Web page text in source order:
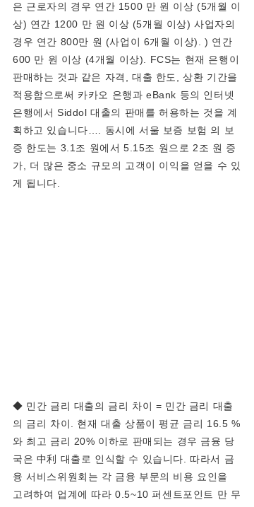
은 근로자의 경우 연간 1500 만 원 이상 (5개월 이
상) 연간 1200 만 원 이상 (5개월 이상) 사업자의
경우 연간 800만 원 (사업이 6개월 이상). ) 연간
600 만 원 이상 (4개월 이상). FCS는 현재 은행이
판매하는 것과 같은 자격, 대출 한도, 상환 기간을
적용함으로써 카카오 은행과 eBank 등의 인터넷
은행에서 Siddol 대출의 판매를 허용하는 것을 계
획하고 있습니다…. 동시에 서울 보증 보험 의 보
증 한도는 3.1조 원에서 5.15조 원으로 2조 원 증
가, 더 많은 중소 규모의 고객이 이익을 얻을 수 있
게 됩니다.
◆ 민간 금리 대출의 금리 차이 = 민간 금리 대출
의 금리 차이. 현재 대출 상품이 평균 금리 16.5 %
와 최고 금리 20% 이하로 판매되는 경우 금융 당
국은 中利 대출로 인식할 수 있습니다. 따라서 금
융 서비스위원회는 각 금융 부문의 비용 요인을
고려하여 업계에 따라 0.5~10 퍼센트포인트 만 무